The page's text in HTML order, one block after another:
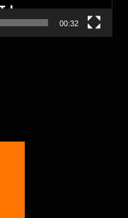
00:32